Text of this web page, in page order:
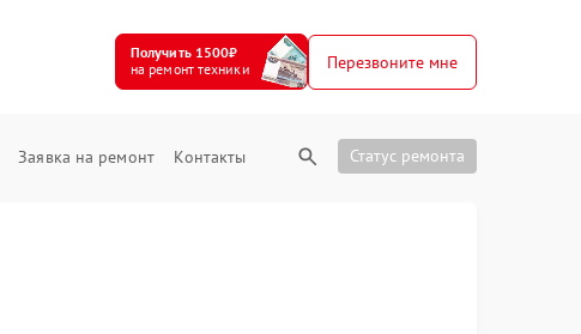
Получить 1500₽
на ремонт техники
Перезвоните мне
Заявка на ремонт Контакты Статус ремонта